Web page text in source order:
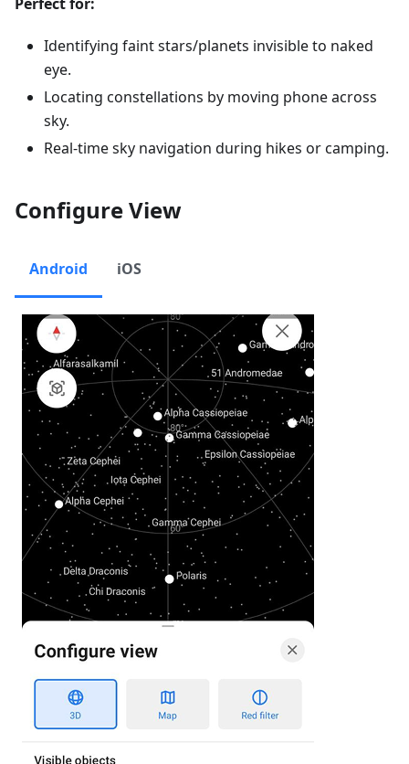
Identifying faint stars/planets invisible to naked
eye.
Locating constellations by moving phone across
sky.
Real-time sky navigation during hikes or camping.
Configure View
Android iOS